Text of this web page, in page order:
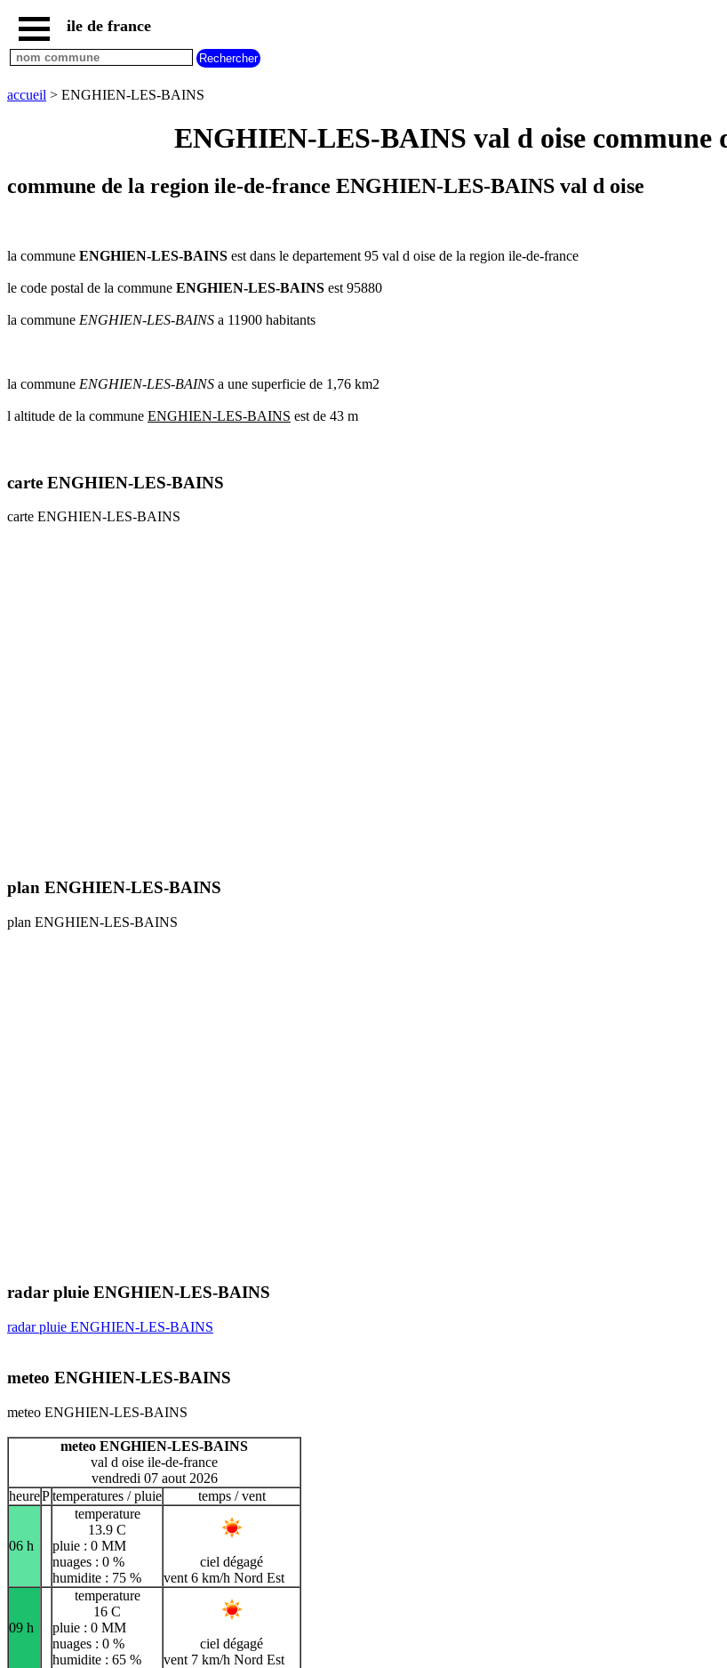
accueil
paris
communes
seine
marne
seine
denis
d
oise
communes
communes
ile de france
accueil > ENGHIEN-LES-BAINS
ENGHIEN-LES-BAINS val d oise commune
commune de la region ile-de-france ENGHIEN-LES-BAINS val d oise
la commune ENGHIEN-LES-BAINS est dans le departement 95 val d oise de la region ile-de-france
le code postal de la commune ENGHIEN-LES-BAINS est 95880
la commune ENGHIEN-LES-BAINS a 11900 habitants
la commune ENGHIEN-LES-BAINS a une superficie de 1,76 km2
l altitude de la commune ENGHIEN-LES-BAINS est de 43 m
carte ENGHIEN-LES-BAINS
carte ENGHIEN-LES-BAINS
plan ENGHIEN-LES-BAINS
plan ENGHIEN-LES-BAINS
radar pluie ENGHIEN-LES-BAINS
radar pluie ENGHIEN-LES-BAINS
meteo ENGHIEN-LES-BAINS
meteo ENGHIEN-LES-BAINS
meteo ENGHIEN-LES-BAINS
val d oise ile-de-france
vendredi 07 aout 2026
heurePtemperatures / pluie temps / vent
06 h
temperature
13.9 C
pluie : 0 MM
nuages : 0 %
humidite : 75 %
ciel dégagé
vent 6 km/h Nord Est
09 h
temperature
16 C
pluie : 0 MM
nuages : 0 %
humidite : 65 %
ciel dégagé
vent 7 km/h Nord Est